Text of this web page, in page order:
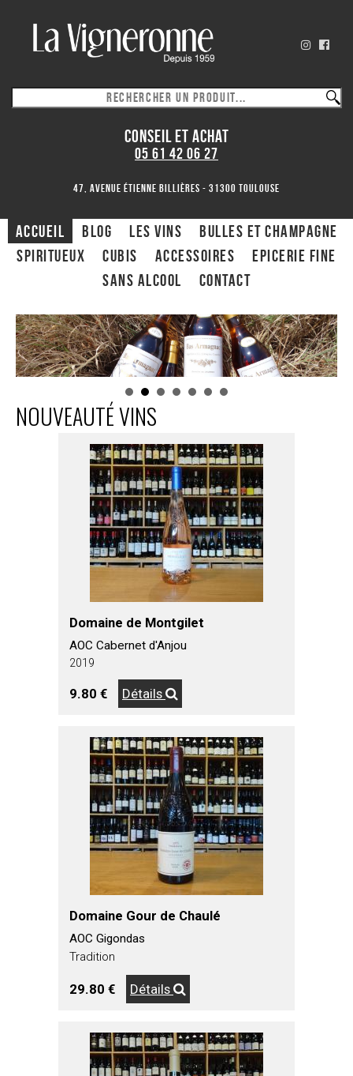
CONSEIL ET ACHAT
05 61 42 06 27
47, avenue Étienne Billières - 31300 toulouse
ACCUEIL Blog Les Vins
Bulles et Champagne
Spiritueux
CUBIS ACCESSOIRES
Epicerie fine
Sans alcool
Contact
NOUVEAUTÉ VINS
Domaine de Montgilet
AOC Cabernet d'Anjou
2019
9.80 € Détails
Domaine Gour de Chaulé
AOC Gigondas
Tradition
29.80 € Détails